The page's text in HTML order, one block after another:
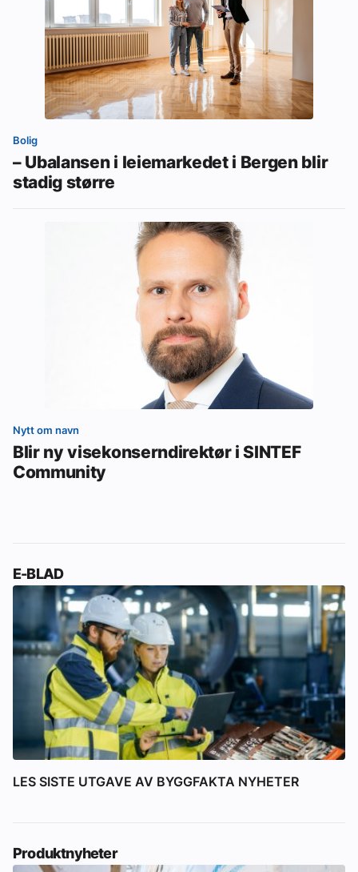
Bolig
– Ubalansen i leiemarkedet i Bergen blir
stadig større
Nytt om navn
Blir ny visekonserndirektør i SINTEF
Community
E-BLAD
LES SISTE UTGAVE AV BYGGFAKTA NYHETER
Produktnyheter